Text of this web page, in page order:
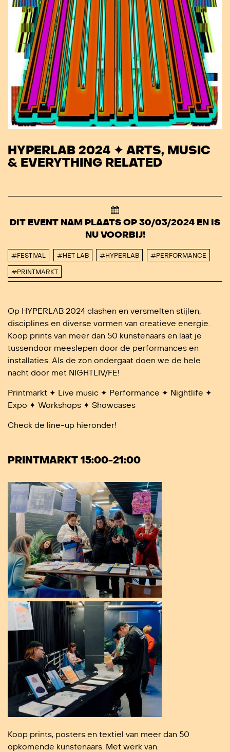
HYPERLAB 2024 ✦ ARTS, MUSIC
& EVERYTHING RELATED
DIT EVENT NAM PLAATS OP 30/03/2024 EN IS
NU VOORBIJ!
#FESTIVAL #HET LAB #HYPERLAB #PERFORMANCE
#PRINTMARKT
Op HYPERLAB 2024 clashen en versmelten stijlen,
disciplines en diverse vormen van creatieve energie.
Koop prints van meer dan 50 kunstenaars en laat je
tussendoor meeslepen door de performances en
installaties. Als de zon ondergaat doen we de hele
nacht door met NIGHTLIV/FE!
Printmarkt ✦ Live music ✦ Performance ✦ Nightlife ✦
Expo ✦ Workshops ✦ Showcases
Check de line-up hieronder!
PRINTMARKT 15:00-21:00
Koop prints, posters en textiel van meer dan 50
opkomende kunstenaars. Met werk van: